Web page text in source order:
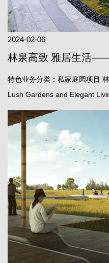
2024-02-06
林泉高致 雅居生活
特色业务分类：私家庭园项目
Lush Gardens and Elegant